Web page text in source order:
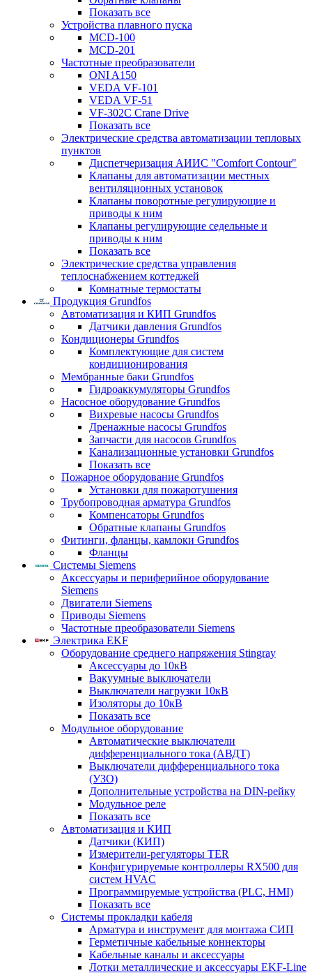
Показать все
Устройства плавного пуска
MCD-100
MCD-201
Частотные преобразователи
ONI A150
VEDA VF-101
VEDA VF-51
VF-302C Crane Drive
Показать все
Электрические средства автоматизации тепловых
пунктов
Диспетчеризация АИИС "Comfort Contour"
Клапаны для автоматизации местных
вентиляционных установок
Клапаны поворотные регулирующие и
приводы к ним
Клапаны регулирующие седельные и
приводы к ним
Показать все
Электрические средства управления
теплоснабжением коттеджей
Комнатные термостаты
Продукция Grundfos
Автоматизация и КИП Grundfos
Датчики давления Grundfos
Кондиционеры Grundfos
Комплектующие для систем
кондиционирования
Мембранные баки Grundfos
Гидроаккумуляторы Grundfos
Насосное оборудование Grundfos
Вихревые насосы Grundfos
Дренажные насосы Grundfos
Запчасти для насосов Grundfos
Канализационные установки Grundfos
Показать все
Пожарное оборудование Grundfos
Установки для пожаротушения
Трубопроводная арматура Grundfos
Компенсаторы Grundfos
Обратные клапаны Grundfos
Фитинги, фланцы, камлоки Grundfos
Фланцы
Системы Siemens
Аксессуары и периферийное оборудование
Siemens
Двигатели Siemens
Приводы Siemens
Частотные преобразователи Siemens
Электрика EKF
Оборудование среднего напряжения Stingray
Аксессуары до 10кВ
Вакуумные выключатели
Выключатели нагрузки 10кВ
Изоляторы до 10кВ
Показать все
Модульное оборудование
Автоматические выключатели
дифференциального тока (АВДТ)
Выключатели дифференциального тока
(УЗО)
Дополнительные устройства на DIN-рейку
Модульное реле
Показать все
Автоматизация и КИП
Датчики (КИП)
Измерители-регуляторы TER
Конфигурируемые контроллеры RX500 для
систем HVAC
Программируемые устройства (PLC, HMI)
Показать все
Системы прокладки кабеля
Арматура и инструмент для монтажа СИП
Герметичные кабельные коннекторы
Кабельные каналы и аксессуары
Лотки металлические и аксессуары EKF-Line